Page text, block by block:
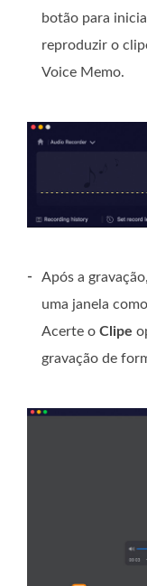
botão para
reproduzir o
Voice Memo.
- Após a
uma janela
Acerte o Clipe
gravação de